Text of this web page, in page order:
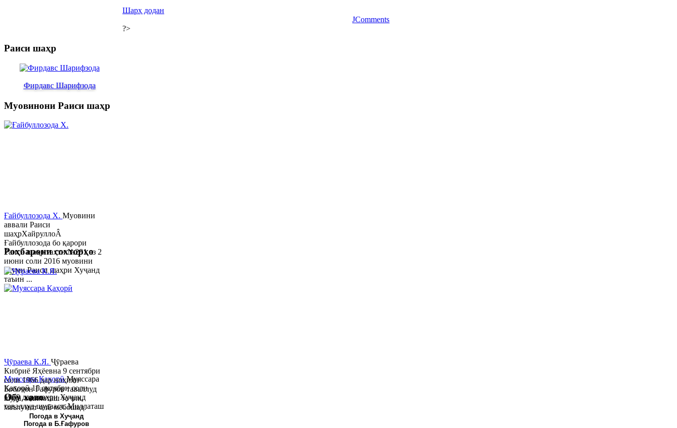
Шарҳ додан
JComments
?>
Раиси шаҳр
Фирдавс Шарифзода
Муовинони Раиси шаҳр
Ғайбуллозода Х. Муовини
аввали Раиси
шаҳрХайруллоÂ
Ғайбуллозода бо қарори
Раиси шаҳр таҳти №281 аз 2
июни соли 2016 муовини
якуми Раиси шаҳри Хуҷанд
таъин ...
Муяссара ҚаҳорӣМуяссара
Қаҳорӣ 15 октябри соли
1979 дар шаҳри Хуҷанд
таваллуд шудааст. Миллаташ
тоҷик. Маълумот олӣ. Соли
2002 Донишгоҳи давлатии
Роҳбарони сохторҳо
Ҷӯраева К.Я. Ҷӯраева
Кибриё Яҳёевна 9 сентябри
соли 1966 дар ноҳияи
Бобоҷон Ғафуров таваллуд
шуда, миллаташ тоҷик,
маълумот олӣ мебошад.
Соли 1997 Донишг...
Обу хаво
Погода в Хуҷанд
Погода в Б.Ғафуров